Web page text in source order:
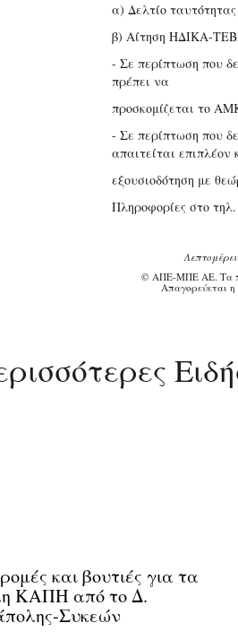
α) Δελτίο
β) Αίτηση ΗΔΙΚΑ-
- Σε περίπτωση που
πρέπει να
προσκομίζεται το
- Σε περίπτωση που
απαιτείται επιπλέον
εξουσιοδότηση με
Πληροφορίες στο τηλ.
© ΑΠΕ-ΜΠΕ ΑΕ. Τα
Απαγορεύεται η
και βουτιές για τα
ΚΑΠΗ από το Δ.
Συκεών